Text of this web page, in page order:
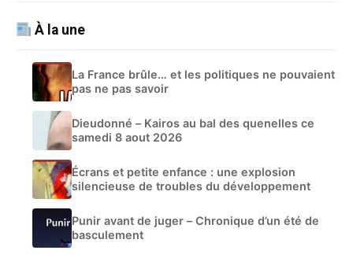
À la une
La France brûle… et les politiques ne pouvaient
pas ne pas savoir
Dieudonné – Kairos au bal des quenelles ce
samedi 8 aout 2026
Écrans et petite enfance : une explosion
silencieuse de troubles du développement
Punir avant de juger – Chronique d’un été de
basculement